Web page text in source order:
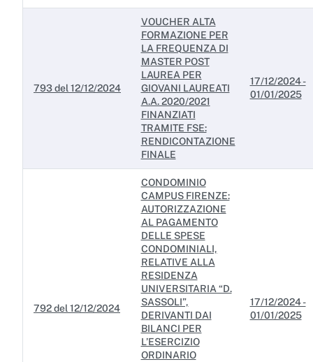
793 del 12/12/2024
VOUCHER ALTA
FORMAZIONE PER
LA FREQUENZA DI
MASTER POST
LAUREA PER
GIOVANI LAUREATI
A.A. 2020/2021
FINANZIATI
TRAMITE FSE:
RENDICONTAZIONE
FINALE
17/12/2024 -
01/01/2025
792 del 12/12/2024
CONDOMINIO
CAMPUS FIRENZE:
AUTORIZZAZIONE
AL PAGAMENTO
DELLE SPESE
CONDOMINIALI,
RELATIVE ALLA
RESIDENZA
UNIVERSITARIA “D.
SASSOLI”,
DERIVANTI DAI
BILANCI PER
L’ESERCIZIO
ORDINARIO
17/12/2024 -
01/01/2025